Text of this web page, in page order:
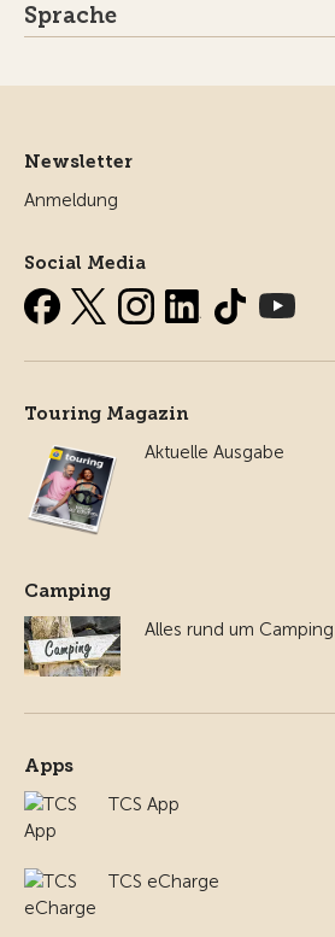
Sprache
Newsletter
Anmeldung
Social Media
Touring Magazin
Aktuelle Ausgabe
Camping
Alles rund um Camping
Apps
TCS App
TCS eCharge